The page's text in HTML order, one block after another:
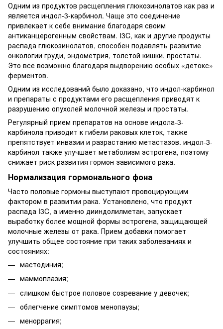
Одним из продуктов расщепления глюкозинолатов как раз и
является индол-3-карбинол. Чаще это соединение
привлекает к себе внимание благодаря своим
антиканцерогенным свойствам. I3C, как и другие продукты
распада глюкозинолатов, способен подавлять развитие
онкологии груди, эндометрия, толстой кишки, простаты.
Это все возможно благодаря выдворению особых «детокс»
ферментов.
Одним из исследований было доказано, что индол-карбинол
и препараты с продуктами его расщепления приводят к
разрушению опухолей молочной железы и простаты.
Регулярный прием препаратов на основе индола-3-
карбинола приводит к гибели раковых клеток, также
препятствует инвазии и разрастанию метастазов. индол-3-
карбинол также улучшает метаболизм эстрогена, поэтому
снижает риск развития гормон-зависимого рака.
Нормализация гормонального фона
Часто половые гормоны выступают провоцирующим
фактором в развитии рака. Установлено, что продукт
распада I3C, а именно дииндолилметан, запускает
выработку более мощной формы эстрогена, защищающей
молочные железы от рака. Прием добавки помогает
улучшить общее состояние при таких заболеваниях и
состояниях:
мастодиния;
маммоплазия;
слишком быстрое половое созревание у девочек;
облегчение симптомов менопаузы;
меноррагия;